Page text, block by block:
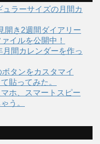
ラーサイズの月間カ
開き2週間ダイアリー
イルを公開中！
月間カレンダーを作っ
タンをカスタマイ
貼ってみた。
ホ、スマートスピー
う。